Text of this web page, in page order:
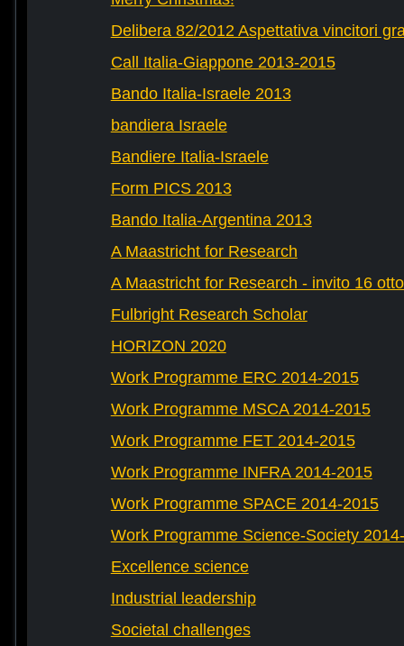
Delibera 82/2012 Aspettativa vincitori
Call Italia-Giappone 2013-2015
Bando Italia-Israele 2013
bandiera Israele
Bandiere Italia-Israele
Form PICS 2013
Bando Italia-Argentina 2013
A Maastricht for Research
A Maastricht for Research - invito 16
Fulbright Research Scholar
HORIZON 2020
Work Programme ERC 2014-2015
Work Programme MSCA 2014-2015
Work Programme FET 2014-2015
Work Programme INFRA 2014-2015
Work Programme SPACE 2014-2015
Work Programme Science-Society
Excellence science
Industrial leadership
Societal challenges